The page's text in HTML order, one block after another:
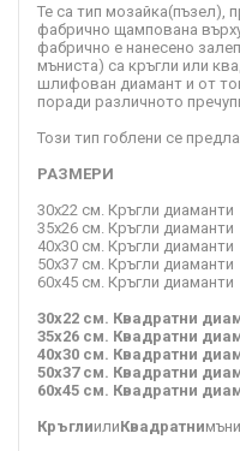
Те са тип мозайка(пъзел),
фабрично щампована
фабрично е нанесено
мъниста) са кръгли или
шлифован диамант и от
поради различното
Този тип гоблени се
РАЗМЕРИ
30x22 см. Кръгли диаманти
35x26 см. Кръгли диаманти
40x30 см. Кръгли диаманти
50x37 см. Кръгли диаманти
60x45 см. Кръгли диаманти
30x22 см. Квадратни
35x26 см. Квадратни
40x30 см. Квадратни
50x37 см. Квадратни
60x45 см. Квадратни
КръглиилиКвадратни